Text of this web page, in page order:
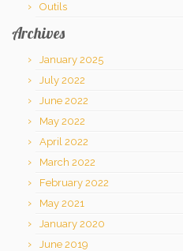
Outils
Archives
January 2025
July 2022
June 2022
May 2022
April 2022
March 2022
February 2022
May 2021
January 2020
June 2019